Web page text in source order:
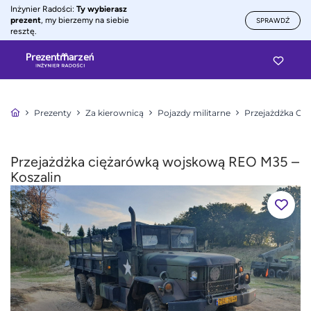
Inżynier Radości: Ty wybierasz
prezent, my bierzemy na siebie
resztę.
SPRAWDŹ
Prezenty Za kierownicą Pojazdy militarne Przejażdżka
Przejażdżka ciężarówką wojskową REO M35 –
Koszalin